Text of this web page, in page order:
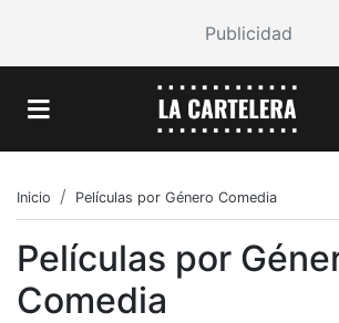
Publicidad
Inicio Películas por Género Comedia
Películas por
Comedia